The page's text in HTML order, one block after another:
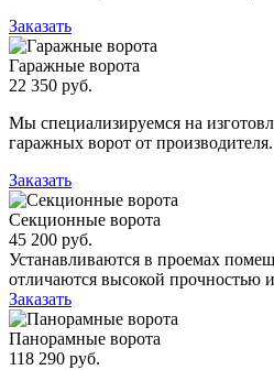
Заказать
Гаражные ворота
22 350 руб.
Мы специализируемся на
гаражных ворот от производителя.
Заказать
Секционные ворота
45 200 руб.
Устанавливаются в проемах
отличаются высокой прочностью
Заказать
Панорамные ворота
118 290 руб.